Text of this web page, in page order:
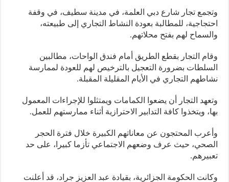
تجار شارع دبي العلمة، في مدينة سطيف، في وقفة
للمطالبة بعودة النشاط التجاري إلى طبيعته،
لهم بفتح محلاتهم.
التجار بقطع الطريق أمام فندق الواحات، مطالبين
بضرورة التعجيل بالترخيص لهم للعودة لممارسة
التجاري في الأيام المقليلة المقبلة.
التجار أن يضعوا الكمامات ويمتثلوا للإجراءات المعمول
ويتخذوا كافة التدابير الاحترازية أثناء ممارستهم للعمل.
المحتجون عن معاناتهم الكبيرة خلال فترة الحجر
حيث عرف وضعهم الاجتماعي تأزما كبيرا، على حد
الحكومة الجزائرية، بقيادة عبد العزيز جراد، قد أعلنت